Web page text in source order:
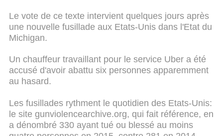
Le vote de ce texte intervient quelques jours après
une nouvelle fusillade aux Etats-Unis dans l'Etat du
Michigan.
Un chauffeur travaillant pour le service Uber a été
accusé d'avoir abattu six personnes apparemment
au hasard.
Les fusillades rythment le quotidien des Etats-Unis:
le site gunviolencearchive.org, qui fait référence, en
a dénombré 330 ayant tué ou blessé au moins